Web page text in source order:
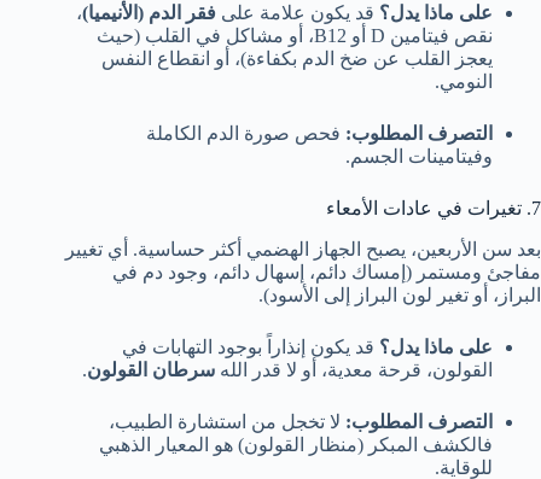
على ماذا يدل؟ قد يكون علامة على فقر الدم (الأنيميا)،
نقص فيتامين D أو B12، أو مشاكل في القلب (حيث
يعجز القلب عن ضخ الدم بكفاءة)، أو انقطاع النفس
النومي.
التصرف المطلوب: فحص صورة الدم الكاملة
وفيتامينات الجسم.
7. تغيرات في عادات الأمعاء
بعد سن الأربعين، يصبح الجهاز الهضمي أكثر حساسية. أي تغيير
مفاجئ ومستمر (إمساك دائم، إسهال دائم، وجود دم في
البراز، أو تغير لون البراز إلى الأسود).
على ماذا يدل؟ قد يكون إنذاراً بوجود التهابات في
القولون، قرحة معدية، أو لا قدر الله سرطان القولون.
التصرف المطلوب: لا تخجل من استشارة الطبيب،
فالكشف المبكر (منظار القولون) هو المعيار الذهبي
للوقاية.